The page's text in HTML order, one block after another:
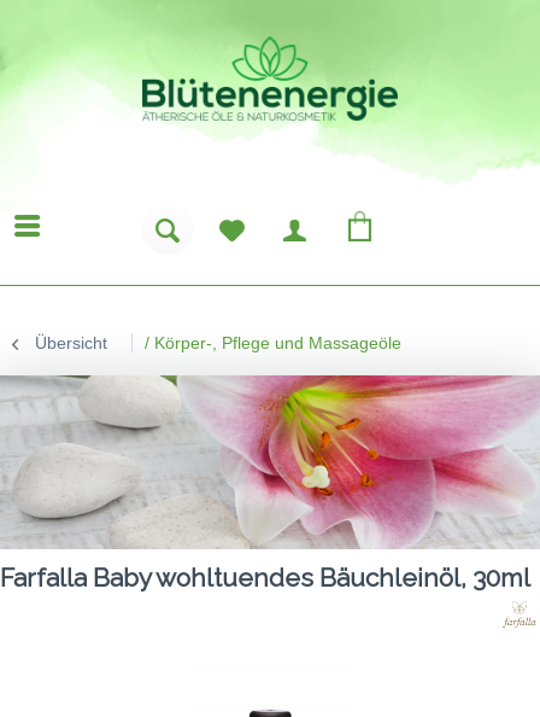
Übersicht / Körper-, Pflege und Massageöle
Farfalla Baby wohltuendes Bäuchleinöl, 30ml